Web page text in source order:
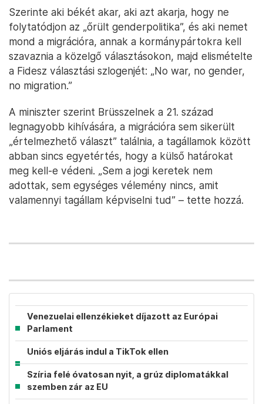
Szerinte aki békét akar, aki azt akarja, hogy ne
folytatódjon az „őrült genderpolitika”, és aki nemet
mond a migrációra, annak a kormánypártokra kell
szavaznia a közelgő választásokon, majd elismételte
a Fidesz választási szlogenjét: „No war, no gender,
no migration.”
A miniszter szerint Brüsszelnek a 21. század
legnagyobb kihívására, a migrációra sem sikerült
„értelmezhető választ” találnia, a tagállamok között
abban sincs egyetértés, hogy a külső határokat
meg kell-e védeni. „Sem a jogi keretek nem
adottak, sem egységes vélemény nincs, amit
valamennyi tagállam képviselni tud” – tette hozzá.
Venezuelai ellenzékieket díjazott az Európai
Parlament
Uniós eljárás indul a TikTok ellen
Szíria felé óvatosan nyit, a grúz diplomatákkal
szemben zár az EU